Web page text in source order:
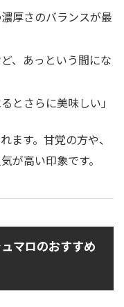
厚さのバランスが最
、あっという間にな
とさらに美味しい」
ます。甘党の方や、
が高い印象です。
マロのおすすめ